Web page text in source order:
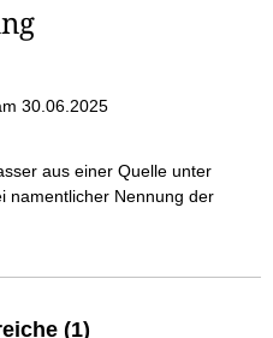
30.06.2025
aus einer Quelle unter
namentlicher Nennung der
(1)